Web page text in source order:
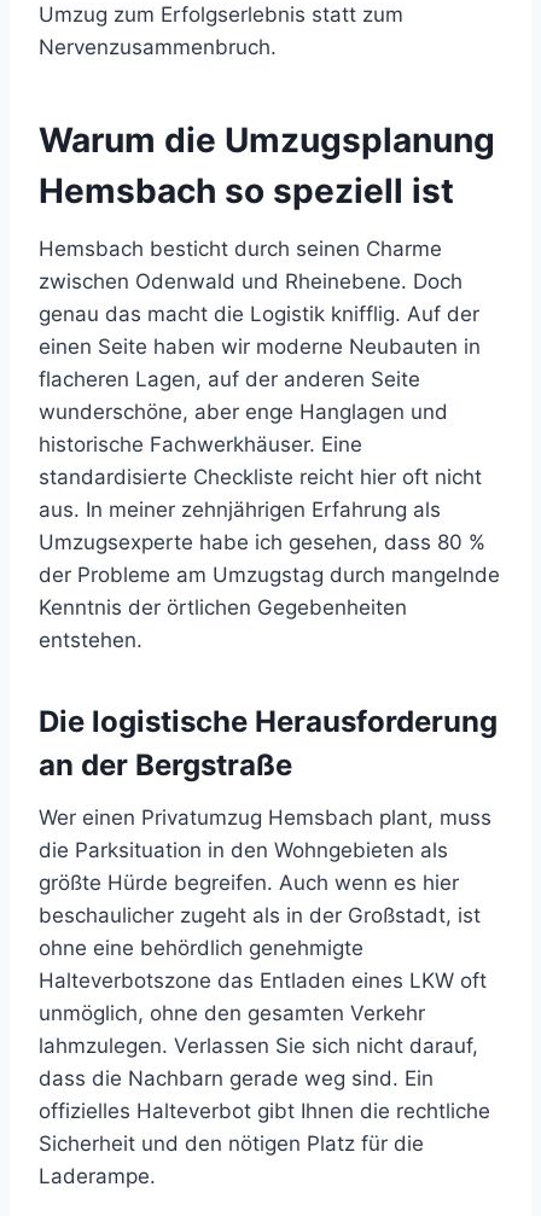
Umzug zum Erfolgserlebnis statt zum
Nervenzusammenbruch.
Warum die Umzugsplanung
Hemsbach so speziell ist
Hemsbach besticht durch seinen Charme
zwischen Odenwald und Rheinebene. Doch
genau das macht die Logistik knifflig. Auf der
einen Seite haben wir moderne Neubauten in
flacheren Lagen, auf der anderen Seite
wunderschöne, aber enge Hanglagen und
historische Fachwerkhäuser. Eine
standardisierte Checkliste reicht hier oft nicht
aus. In meiner zehnjährigen Erfahrung als
Umzugsexperte habe ich gesehen, dass 80 %
der Probleme am Umzugstag durch mangelnde
Kenntnis der örtlichen Gegebenheiten
entstehen.
Die logistische Herausforderung
an der Bergstraße
Wer einen Privatumzug Hemsbach plant, muss
die Parksituation in den Wohngebieten als
größte Hürde begreifen. Auch wenn es hier
beschaulicher zugeht als in der Großstadt, ist
ohne eine behördlich genehmigte
Halteverbotszone das Entladen eines LKW oft
unmöglich, ohne den gesamten Verkehr
lahmzulegen. Verlassen Sie sich nicht darauf,
dass die Nachbarn gerade weg sind. Ein
offizielles Halteverbot gibt Ihnen die rechtliche
Sicherheit und den nötigen Platz für die
Laderampe.